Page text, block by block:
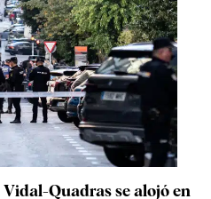
Quadras se alojó en